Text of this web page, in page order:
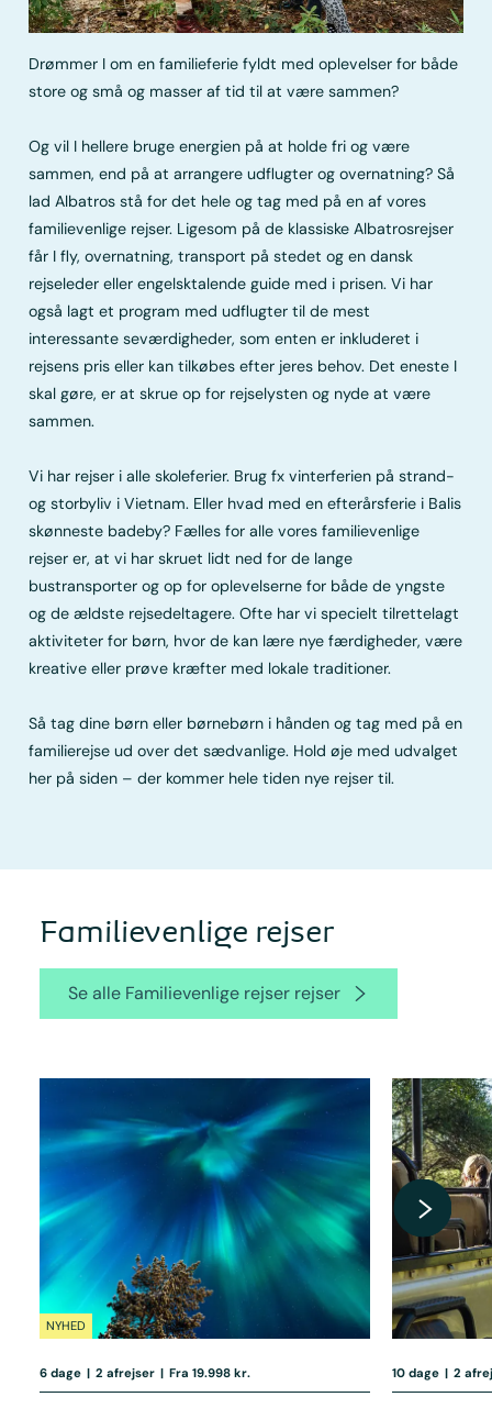
Drømmer I om en familieferie fyldt med oplevelser for både
store og små og masser af tid til at være sammen?
Og vil I hellere bruge energien på at holde fri og være
sammen, end på at arrangere udflugter og overnatning? Så
lad Albatros stå for det hele og tag med på en af vores
familievenlige rejser. Ligesom på de klassiske Albatrosrejser
får I fly, overnatning, transport på stedet og en dansk
rejseleder eller engelsktalende guide med i prisen. Vi har
også lagt et program med udflugter til de mest
interessante seværdigheder, som enten er inkluderet i
rejsens pris eller kan tilkøbes efter jeres behov. Det eneste I
skal gøre, er at skrue op for rejselysten og nyde at være
sammen.
Vi har rejser i alle skoleferier. Brug fx vinterferien på strand-
og storbyliv i Vietnam. Eller hvad med en efterårsferie i Balis
skønneste badeby? Fælles for alle vores familievenlige
rejser er, at vi har skruet lidt ned for de lange
bustransporter og op for oplevelserne for både de yngste
og de ældste rejsedeltagere. Ofte har vi specielt tilrettelagt
aktiviteter for børn, hvor de kan lære nye færdigheder, være
kreative eller prøve kræfter med lokale traditioner.
Så tag dine børn eller børnebørn i hånden og tag med på en
familierejse ud over det sædvanlige. Hold øje med udvalget
her på siden – der kommer hele tiden nye rejser til.
Familievenlige rejser
Se alle Familievenlige rejser rejser
NYHED
6 dage | 2 afrejser | Fra 19.998 kr. 10 dage | 2